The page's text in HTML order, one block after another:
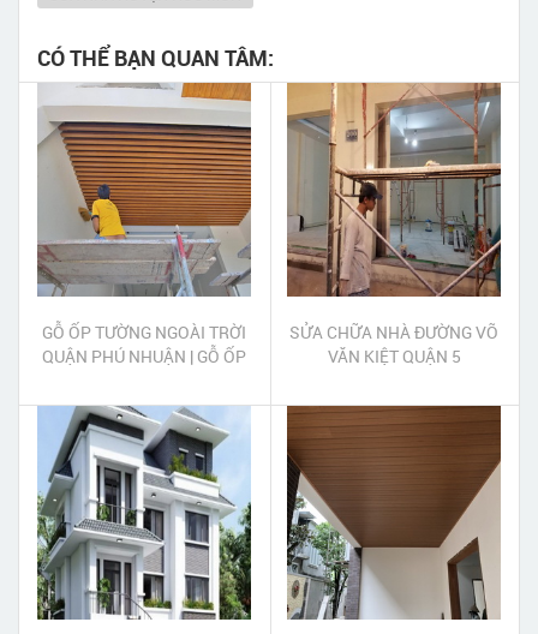
CÓ THỂ BẠN QUAN TÂM:
GỖ ỐP TƯỜNG NGOÀI TRỜI
QUẬN PHÚ NHUẬN | GỖ ỐP
PHÚ NHUẬN
SỬA CHỮA NHÀ ĐƯỜNG VÕ
VĂN KIỆT QUẬN 5